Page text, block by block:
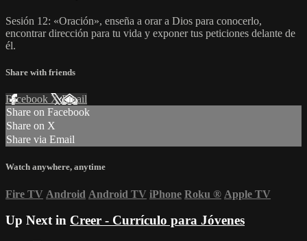
Sesión 12: «Oración», enseña a orar a Dios para conocerlo,
encontrar dirección para tu vida y exponer tus peticiones delante de
él.
Share with friends
Facebook XEmail
Share on Facebook
Share on X
Share via Email
Watch anywhere, anytime
Fire TV Android Android TV iPhone Roku ® Apple TV
Up Next in Creer - Currículo para Jóvenes